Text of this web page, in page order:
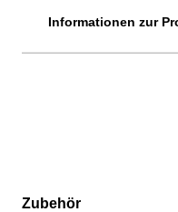
Informationen zur
Produktgalerie überspringen
Zubehör